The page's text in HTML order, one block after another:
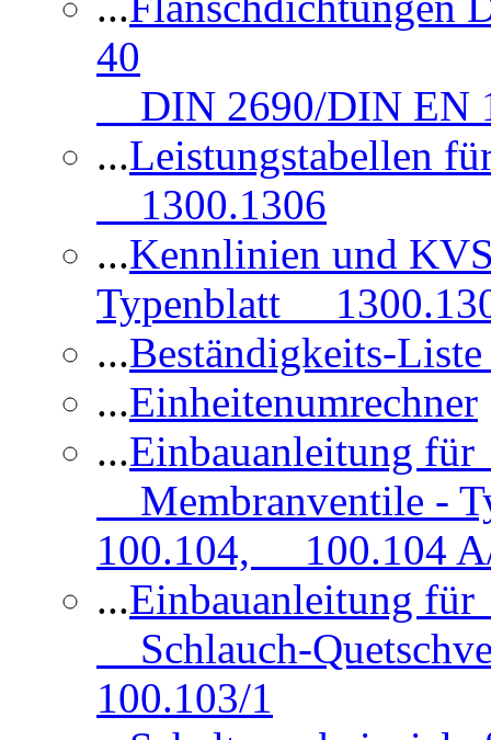
40
DIN 2690/DIN EN
...Leistungstabellen
1300.1306
...Kennlinien und
Typenblatt
...Beständigkeits-
...Einheitenumrechner
...Einbauanleitung
Membranventile -
100.104, 100.104
...Einbauanleitung
Schlauch-
100.103/1